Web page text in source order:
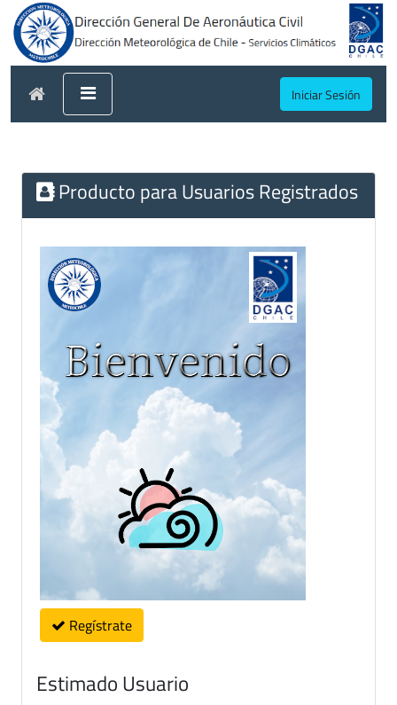
Iniciar Sesión
Producto para Usuarios Registrados
Regístrate
Estimado Usuario